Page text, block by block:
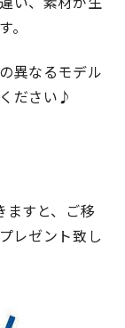
異なるモデル
ださい♪
ますと、ご移
レゼント致し